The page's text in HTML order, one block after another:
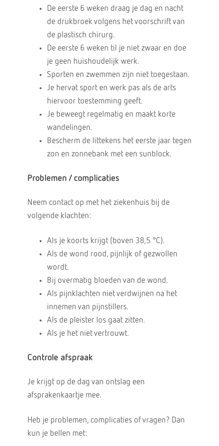
De eerste 6 weken draag je dag en nacht
de drukbroek volgens het voorschrift van
de plastisch chirurg.
De eerste 6 weken til je niet zwaar en doe
je geen huishoudelijk werk.
Sporten en zwemmen zijn niet toegestaan.
Je hervat sport en werk pas als de arts
hiervoor toestemming geeft.
Je beweegt regelmatig en maakt korte
wandelingen.
Bescherm de littekens het eerste jaar tegen
zon en zonnebank met een sunblock.
Problemen / complicaties
Neem contact op met het ziekenhuis bij de
volgende klachten:
Als je koorts krijgt (boven 38,5 °C).
Als de wond rood, pijnlijk of gezwollen
wordt.
Bij overmatig bloeden van de wond.
Als pijnklachten niet verdwijnen na het
innemen van pijnstillers.
Als de pleister los gaat zitten.
Als je het niet vertrouwt.
Controle afspraak
Je krijgt op de dag van ontslag een
afsprakenkaartje mee.
Heb je problemen, complicaties of vragen? Dan
kun je bellen met: